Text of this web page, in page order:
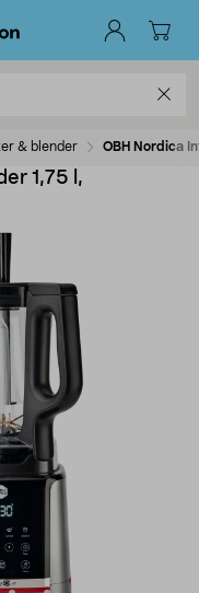
& blender OBH Nordica
1,75 l,